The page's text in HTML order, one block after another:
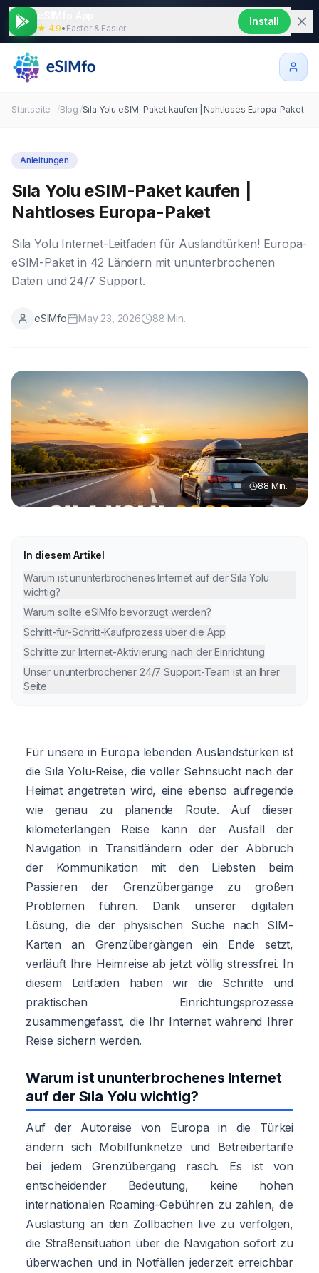
★ 4.9• Faster & Easier
Install
Startseite /Blog /Sıla Yolu eSIM-Paket kaufen | Nahtloses Europa-Paket
Anleitungen
Sıla Yolu eSIM-Paket kaufen |
Nahtloses Europa-Paket
Sıla Yolu Internet-Leitfaden für Auslandtürken! Europa-
eSIM-Paket in 42 Ländern mit ununterbrochenen
Daten und 24/7 Support.
eSIMfo May 23, 2026 88 Min.
88 Min.
In diesem Artikel
Warum ist ununterbrochenes Internet auf der Sıla Yolu
wichtig?
Warum sollte eSIMfo bevorzugt werden?
Schritt-für-Schritt-Kaufprozess über die App
Schritte zur Internet-Aktivierung nach der Einrichtung
Unser ununterbrochener 24/7 Support-Team ist an Ihrer
Seite
Für unsere in Europa lebenden Auslandstürken ist
die Sıla Yolu-Reise, die voller Sehnsucht nach der
Heimat angetreten wird, eine ebenso aufregende
wie genau zu planende Route. Auf dieser
kilometerlangen Reise kann der Ausfall der
Navigation in Transitländern oder der Abbruch
der Kommunikation mit den Liebsten beim
Passieren der Grenzübergänge zu großen
Problemen führen. Dank unserer digitalen
Lösung, die der physischen Suche nach SIM-
Karten an Grenzübergängen ein Ende setzt,
verläuft Ihre Heimreise ab jetzt völlig stressfrei. In
diesem Leitfaden haben wir die Schritte und
praktischen Einrichtungsprozesse
zusammengefasst, die Ihr Internet während Ihrer
Reise sichern werden.
Warum ist ununterbrochenes Internet
auf der Sıla Yolu wichtig?
Auf der Autoreise von Europa in die Türkei
ändern sich Mobilfunknetze und Betreibertarife
bei jedem Grenzübergang rasch. Es ist von
entscheidender Bedeutung, keine hohen
internationalen Roaming-Gebühren zu zahlen, die
Auslastung an den Zollbächen live zu verfolgen,
die Straßensituation über die Navigation sofort zu
überwachen und in Notfällen jederzeit erreichbar